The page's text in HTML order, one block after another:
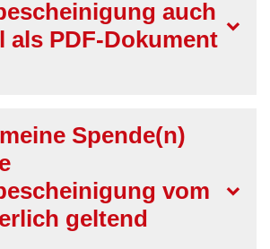
auch
als PDF-Dokument
Spende(n)
vom
geltend